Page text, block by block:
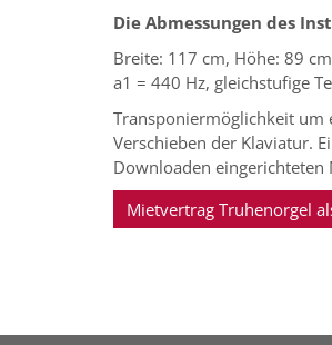
Die Abmessungen des
Breite: 117 cm, Höhe: 89
a1 = 440 Hz, gleichstufige
Transponiermöglichkeit um
Verschieben der Klaviatur.
Downloaden eingerichteten
Mietvertrag Truhenorgel